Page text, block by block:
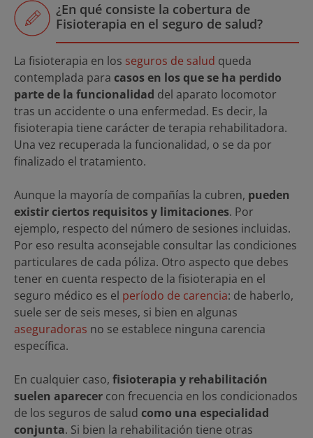
¿En qué consiste la cobertura de
Fisioterapia en el seguro de salud?
La fisioterapia en los seguros de salud queda
contemplada para casos en los que se ha perdido
parte de la funcionalidad del aparato locomotor
tras un accidente o una enfermedad. Es decir, la
fisioterapia tiene carácter de terapia rehabilitadora.
Una vez recuperada la funcionalidad, o se da por
finalizado el tratamiento.
Aunque la mayoría de compañías la cubren, pueden
existir ciertos requisitos y limitaciones. Por
ejemplo, respecto del número de sesiones incluidas.
Por eso resulta aconsejable consultar las condiciones
particulares de cada póliza. Otro aspecto que debes
tener en cuenta respecto de la fisioterapia en el
seguro médico es el período de carencia: de haberlo,
suele ser de seis meses, si bien en algunas
aseguradoras no se establece ninguna carencia
específica.
En cualquier caso, fisioterapia y rehabilitación
suelen aparecer con frecuencia en los condicionados
de los seguros de salud como una especialidad
conjunta. Si bien la rehabilitación tiene otras